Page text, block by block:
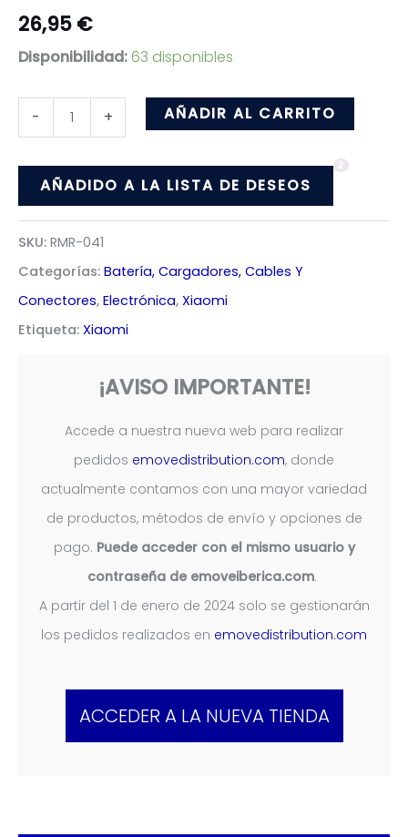
26,95 €
Disponibilidad: 63 disponibles
-
BMS
batería
Xiaomi
cantidad
+ AÑADIR AL CARRITO
AÑADIDO A LA LISTA DE DESEOS
SKU: RMR-041
Categorías: Batería, Cargadores, Cables Y
Conectores, Electrónica, Xiaomi
Etiqueta: Xiaomi
¡AVISO IMPORTANTE!
Accede a nuestra nueva web para realizar
pedidos emovedistribution.com, donde
actualmente contamos con una mayor variedad
de productos, métodos de envío y opciones de
pago. Puede acceder con el mismo usuario y
contraseña de emoveiberica.com.
A partir del 1 de enero de 2024 solo se gestionarán
los pedidos realizados en emovedistribution.com
ACCEDER A LA NUEVA TIENDA